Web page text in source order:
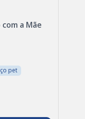
a Mãe
pet